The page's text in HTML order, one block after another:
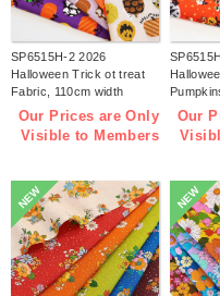
SP6515H-2 2026
Halloween Trick ot treat
Fabric, 110cm width
1m/unit(m)
Our Prices are Only
Visible to Members
width
Our
NEW NEW